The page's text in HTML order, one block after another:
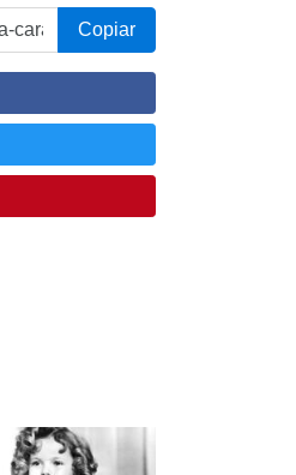
Copiar